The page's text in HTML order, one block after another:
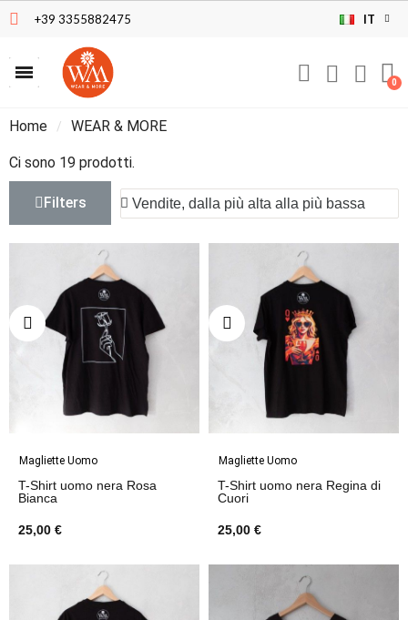
+39 3355882475 IT
Home WEAR & MORE
Ci sono 19 prodotti.
Filters
Magliette Uomo
T-Shirt uomo nera Rosa
Bianca
25,00 €
Magliette Uomo
T-Shirt uomo nera Regina di
Cuori
25,00 €